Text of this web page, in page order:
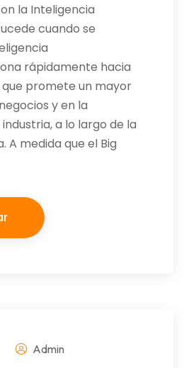
la Inteligencia
cuando se
rápidamente hacia
que promete un mayor
y en la
a lo largo de la
A medida que el Big
Admin